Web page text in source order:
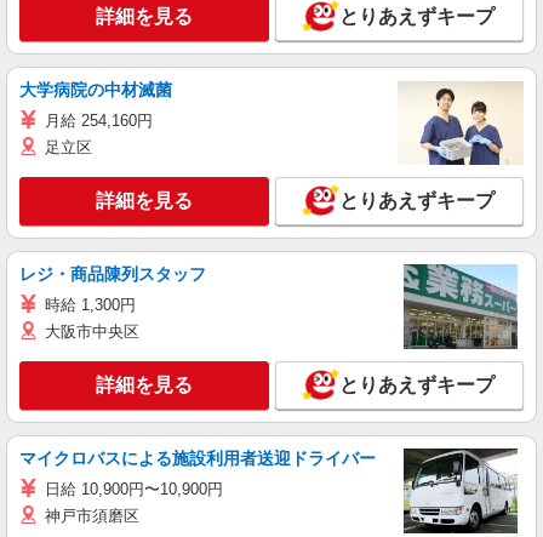
詳細を見る とりあえずキープ
大学病院の中材滅菌
月給 254,160円
足立区
詳細を見る とりあえずキープ
レジ・商品陳列スタッフ
時給 1,300円
大阪市中央区
詳細を見る とりあえずキープ
マイクロバスによる施設利用者送迎ドライバー
日給 10,900円〜10,900円
神戸市須磨区